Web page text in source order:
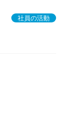
社員の活動